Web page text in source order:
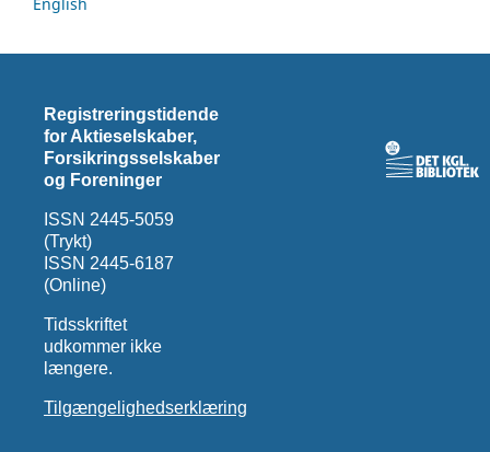
English
Registreringstidende
for Aktieselskaber,
Forsikringsselskaber
og Foreninger
ISSN 2445-5059
(Trykt)
ISSN 2445-6187
(Online)
Tidsskriftet
udkommer ikke
længere.
Tilgængelighedserklæring